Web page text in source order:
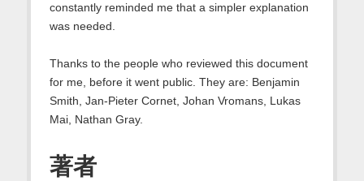
constantly reminded me that a simpler explanation
was needed.
Thanks to the people who reviewed this document
for me, before it went public. They are: Benjamin
Smith, Jan-Pieter Cornet, Johan Vromans, Lukas
Mai, Nathan Gray.
著者